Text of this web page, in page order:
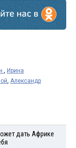
Ирина
Александр
дать Африке